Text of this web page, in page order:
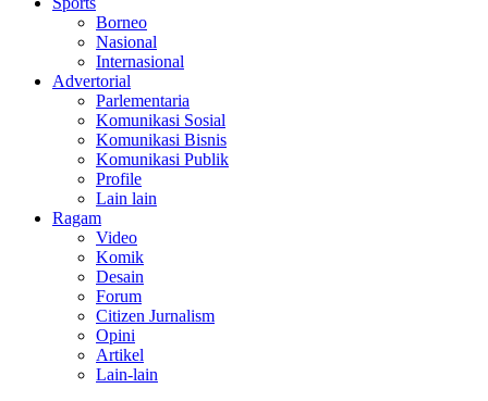
Borneo
Nasional
Internasional
Advertorial
Parlementaria
Komunikasi Sosial
Komunikasi Bisnis
Komunikasi Publik
Profile
Lain lain
Ragam
Video
Komik
Desain
Forum
Citizen Jurnalism
Opini
Artikel
Lain-lain